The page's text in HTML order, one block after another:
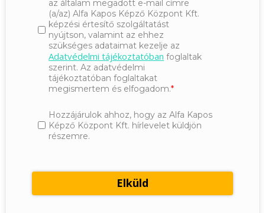
az általam megadott e-mail címre
(a/az) Alfa Kapos Képző Központ Kft.
képzési értesítő szolgáltatást
nyújtson, valamint az ehhez
szükséges adataimat kezelje az
Adatvédelmi tájékoztatóban foglaltak
szerint. Az adatvédelmi
tájékoztatóban foglaltakat
megismertem és elfogadom.
Hozzájárulok ahhoz, hogy az Alfa Kapos
Képző Központ Kft. hírlevelet küldjön
részemre.